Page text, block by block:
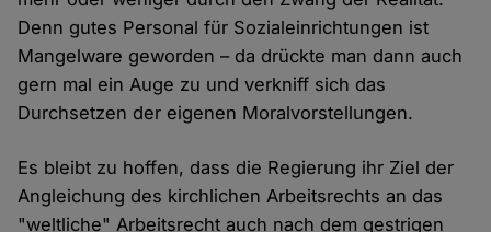
Denn gutes Personal für Sozialeinrichtungen ist
Mangelware geworden – da drückte man dann auch
gern mal ein Auge zu und verkniff sich das
Durchsetzen der eigenen Moralvorstellungen.
Es bleibt zu hoffen, dass die Regierung ihr Ziel der
Angleichung des kirchlichen Arbeitsrechts an das
"weltliche" Arbeitsrecht auch nach dem gestrigen